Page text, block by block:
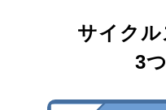
サイク
3